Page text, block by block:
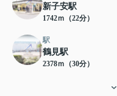
新子安駅
1742ｍ（22分）
駅
鶴見駅
2378ｍ（30分）